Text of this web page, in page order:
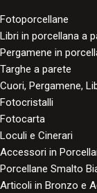
Fotoporcellane
Libri in porcellana a
Pergamene in
Targhe a parete
Cuori, Pergamene,
Fotocristalli
Fotocarta
Loculi e Cinerari
Accessori in
Porcellane Smalto
Articoli in Bronzo e